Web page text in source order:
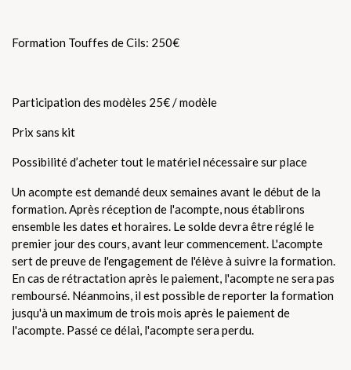
Formation Touffes de Cils: 250€
Participation des modèles 25€ / modèle
Prix sans kit
Possibilité d’acheter tout le matériel nécessaire sur place
Un acompte est demandé deux semaines avant le début de la
formation. Après réception de l'acompte, nous établirons
ensemble les dates et horaires. Le solde devra être réglé le
premier jour des cours, avant leur commencement. L'acompte
sert de preuve de l'engagement de l'élève à suivre la formation.
En cas de rétractation après le paiement, l'acompte ne sera pas
remboursé. Néanmoins, il est possible de reporter la formation
jusqu'à un maximum de trois mois après le paiement de
l'acompte. Passé ce délai, l'acompte sera perdu.